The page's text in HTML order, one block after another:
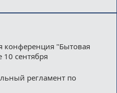
конференция "Бытовая
сентября
регламент по